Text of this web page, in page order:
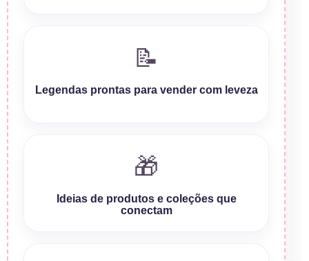
📝
Legendas prontas para vender com leveza
🎁
Ideias de produtos e coleções que
conectam